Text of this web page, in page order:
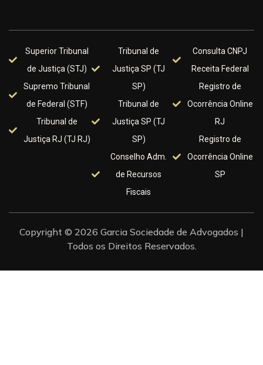
Superior Tribunal
de Justiça (STJ)
Supremo Tribunal
de Federal (STF)
Tribunal de
Justiça RJ (TJ RJ)
Tribunal de
Justiça SP (TJ
SP)
Tribunal de
Justiça SP (TJ
SP)
Conselho Adm.
de Recursos
Fiscais
Consulta CNPJ
Receita Federal
Registro de
Ocorrência Online
RJ
Registro de
Ocorrência Online
SP
Copyright © 2026 Garcia Sociedade de Advogados |
Todos os Direitos Reservados.